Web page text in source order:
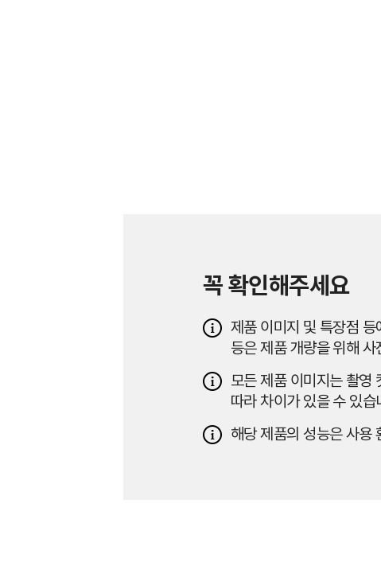
꼭 확인해주세요
제품 이미지 및 특장점
등은 제품 개량을 위해
모든 제품 이미지는 촬영
따라 차이가 있을 수 있습
해당 제품의 성능은 사용